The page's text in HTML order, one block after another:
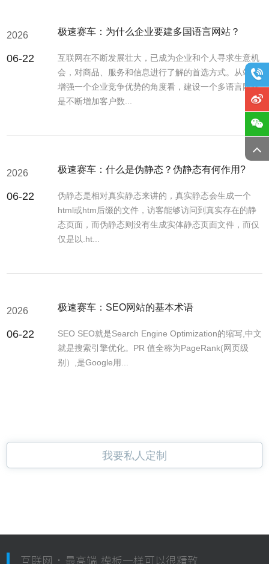
2026
06-22
极速赛车：为什么企业要建多国语言网站？
互联网在不断发展壮大，已成为企业和个人寻求生意机
会，对商品、服务和信息进行了解的首选方式。从站在
增强一个企业竞争优势的角度看，建设一个多语言网站
是不断增加客户数...
2026
06-22
极速赛车：什么是伪静态？伪静态有何作用?
伪静态是相对真实静态来讲的，真实静态会生成一个
html或htm后缀的文件，访客能够访问到真实存在的静
态页面，而伪静态则没有生成实体静态页面文件，而仅
仅是以.ht...
2026
06-22
极速赛车：SEO网站的基本术语
SEO SEO就是Search Engine Optimization的缩写,中文
就是搜索引擎优化。PR 值全称为PageRank(网页级
别）,是Google用...
我要私人定制
互联网 · 最高端 模板一样可以很精致